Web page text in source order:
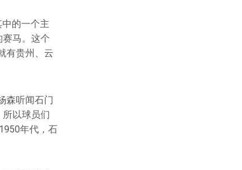
的一个主
马。这个
有贵州、云
森听闻石门
以球员们
年代，石